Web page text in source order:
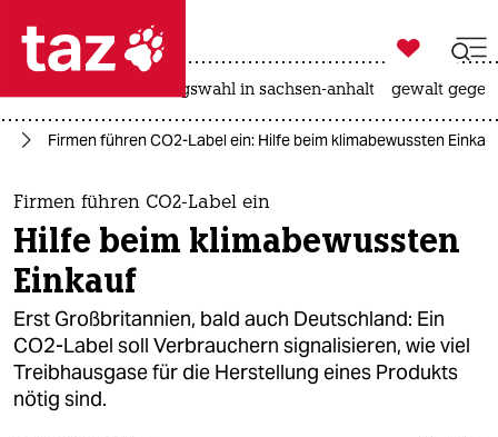
 taz zahl ich
taz zahl ich
themen
politik
öko
gesellschaft
kultur

taz zahl ich
landtagswahl in sachsen-anhalt gewalt
Firmen führen CO2-Label ein: Hilfe beim klimabewussten
Firmen führen CO2-Label ein
Hilfe beim klimabewussten
Einkauf
Erst Großbritannien, bald auch Deutschland: Ein
CO2-Label soll Verbrauchern signalisieren, wie viel
Treibhausgase für die Herstellung eines Produkts
nötig sind.